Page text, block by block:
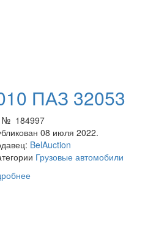
ПАЗ 32053
№ 184997
08 июля 2022.
BelAuction
Грузовые автомобили